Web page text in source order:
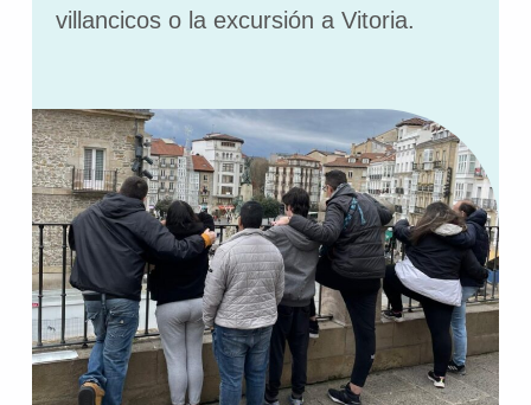
villancicos o la excursión a Vitoria.